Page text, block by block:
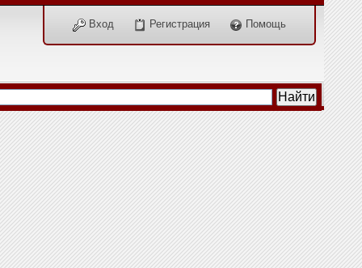
Вход Регистрация Помощь